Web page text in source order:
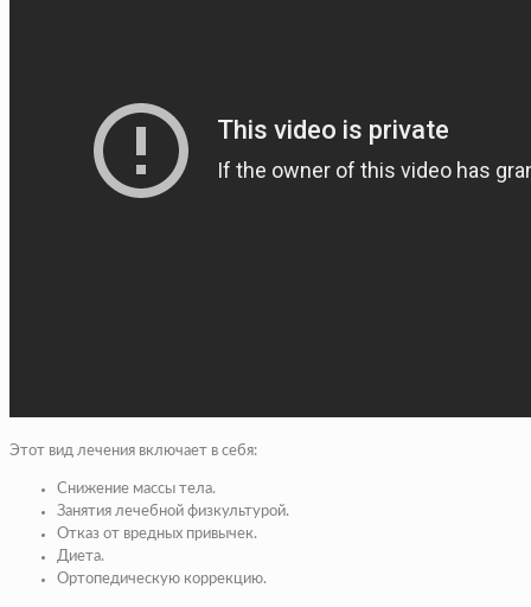
Этот вид лечения включает в себя:
Снижение массы тела.
Занятия лечебной физкультурой.
Отказ от вредных привычек.
Диета.
Ортопедическую коррекцию.